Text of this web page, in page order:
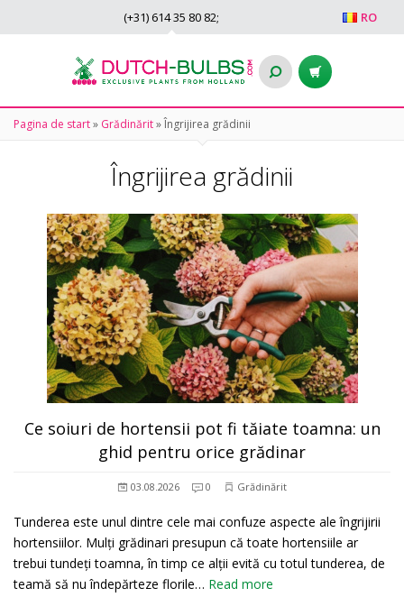
RO
(+31) 614 35 80 82;
Pagina de start» Grădinărit»Îngrijirea grădinii
Îngrijirea grădinii
Ce soiuri de hortensii pot fi tăiate toamna: un
ghid pentru orice grădinar
03.08.2026 0 Grădinărit
Tunderea este unul dintre cele mai confuze aspecte ale îngrijirii
hortensiilor. Mulți grădinari presupun că toate hortensiile ar
trebui tundeți toamna, în timp ce alții evită cu totul tunderea, de
teamă să nu îndepărteze florile… Read more